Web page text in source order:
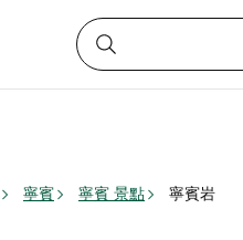
寧賓 寧賓 景點 寧賓岩